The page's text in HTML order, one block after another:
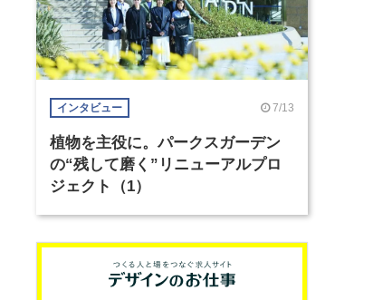
インタビュー 7/13
植物を主役に。パークスガーデン
の“残して磨く”リニューアルプロ
ジェクト（1）